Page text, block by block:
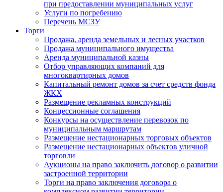
при предоставлении муниципальных услуг
Услуги по погребению
Перечень МСЗУ
Торги
Продажа, аренда земельных и лесных участков
Продажа муниципального имущества
Аренда муниципальной казны
Отбор управляющих компаний для
многоквартирных домов
Капитальный ремонт домов за счет средств фонда
ЖКХ
Размещение рекламных конструкций
Концессионные соглашения
Конкурсы на осуществление перевозок по
муниципальным маршрутам
Размещение нестационарных торговых объектов
Размещение нестационарных объектов уличной
торговли
Аукционы на право заключить договор о развитии
застроенной территории
Торги на право заключения договора о